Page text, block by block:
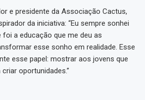
e presidente da Associação Cactus,
da iniciativa: “Eu sempre sonhei
a educação que me deu as
esse sonho em realidade. Esse
esse papel: mostrar aos jovens que
oportunidades.”